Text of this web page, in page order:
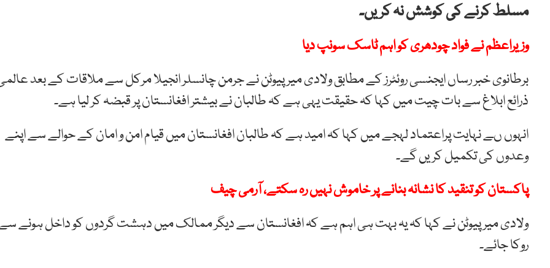
مسلط کرنے کی کوشش نہ کریں۔
وزیراعظم نے فواد چودھری کو اہم ٹاسک سونپ دیا
برطانوی خبر رساں ایجنسی روئٹرز کے مطابق ولادی میر پیوٹن نے جرمن چانسلر انجیلا مرکل سے ملاقات کے بعد
ذرائع ابلاغ سے بات چیت میں کہا کہ حقیقت یہی ہے کہ طالبان نے بیشتر افغانستان پر قبضہ کر لیا ہے۔
انہوں ںے نہایت پراعتماد لہجے میں کہا کہ امید ہے کہ طالبان افغانستان میں قیام امن و امان کے حوالے سے اپنے
وعدوں کی تکمیل کریں گے۔
پاکستان کو تنقید کا نشانہ بنانے پر خاموش نہیں رہ سکتے، آرمی چیف
ولادی میر پیوٹن نے کہا کہ یہ بہت ہی اہم ہے کہ افغانستان سے دیگر ممالک میں دہشت گردوں کو داخل ہونے
روکا جائے۔